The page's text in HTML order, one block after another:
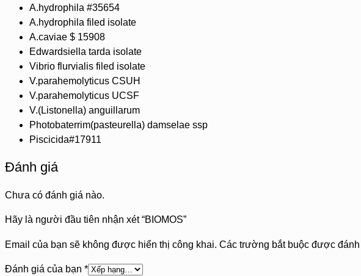
A.hydrophila #35654
A.hydrophila filed isolate
A.caviae $ 15908
Edwardsiella tarda isolate
Vibrio flurvialis filed isolate
V.parahemolyticus CSUH
V.parahemolyticus UCSF
V.(Listonella) anguillarum
Photobaterrim(pasteurella) damselae ssp
Piscicida#17911
Đánh giá
Chưa có đánh giá nào.
Hãy là người đầu tiên nhận xét “BIOMOS”
Email của bạn sẽ không được hiển thị công khai. Các trường bắt buộc được đánh
Đánh giá của bạn *